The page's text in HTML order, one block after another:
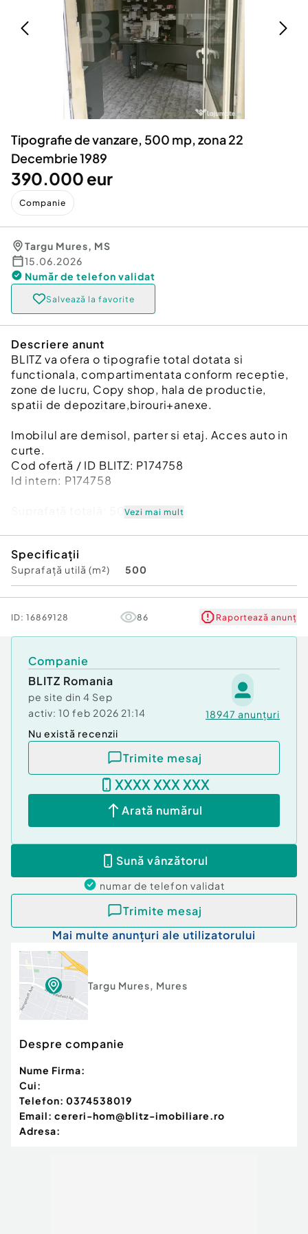
Servicii
Animale de companie
Afaceri și echipamente profesionale
Inchiriere Bunuri si Vehicule
Utilaje agricole si industriale
Piese auto si accesorii
Dacia Duster
Tipografie de vanzare, 500 mp, zona 22
Decembrie 1989
390.000 eur
Companie
Targu Mures, MS
15.06.2026
Număr de telefon validat
Salvează la favorite
Descriere anunt
BLITZ va ofera o tipografie total dotata si
functionala, compartimentata conform receptie,
zone de lucru, Copy shop, hala de productie,
spatii de depozitare,birouri+anexe.
Imobilul are demisol, parter si etaj. Acces auto in
curte.
Cod ofertă / ID BLITZ: P174758
Id intern: P174758
Suprafaţă totală: 500 m²
Nr. locuri parcare:
Tip imobil:Alte tipuri
Vezi mai mult
Specificații
Suprafață utilă (m²) 500
ID: 16869128 86 Raportează anunț
Companie
BLITZ Romania
pe site din 4 Sep
activ: 10 feb 2026 21:14 18947 anunțuri
Nu există recenzii
Trimite mesaj
XXXX XXX XXX
Arată numărul
Sună vânzătorul
numar de telefon validat
Trimite mesaj
Mai multe anunțuri ale utilizatorului
Targu Mures, Mures
Despre companie
Nume Firma:
Cui:
Telefon: 0374538019
Email: cereri-hom@blitz-imobiliare.ro
Adresa: